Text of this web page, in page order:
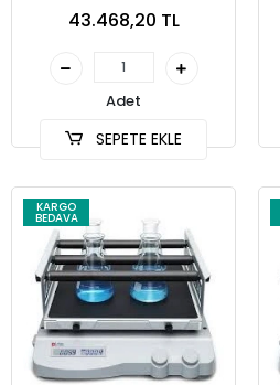
43.468,20 TL
Adet
SEPETE EKLE
KARGO
BEDAVA